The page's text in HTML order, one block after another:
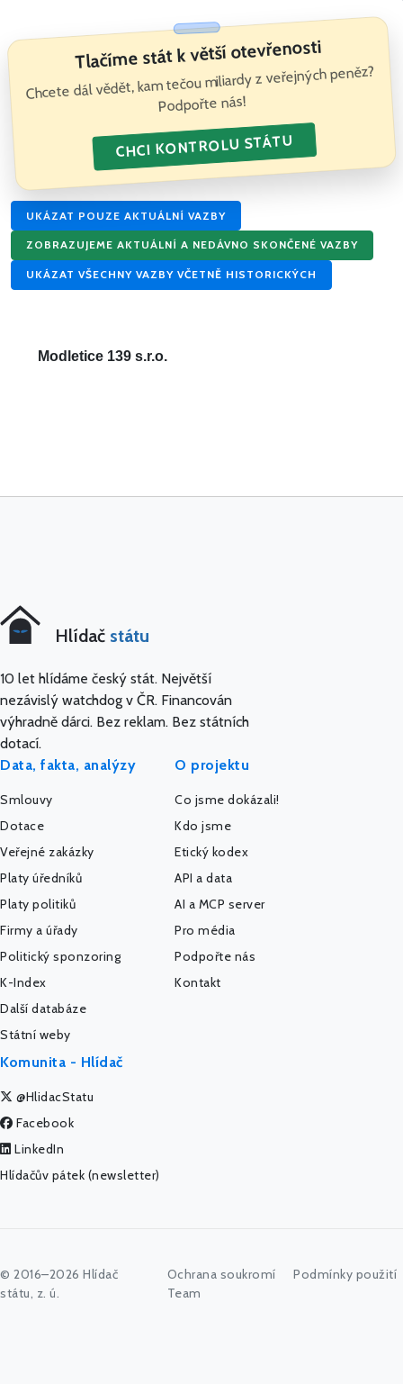
Tlačíme stát k větší otevřenosti
Chcete dál vědět, kam tečou miliardy z veřejných peněz?
Podpořte nás!
CHCI KONTROLU STÁTU
UKÁZAT POUZE AKTUÁLNÍ VAZBY
ZOBRAZUJEME AKTUÁLNÍ A NEDÁVNO SKONČENÉ VAZBY
UKÁZAT VŠECHNY VAZBY VČETNĚ HISTORICKÝCH
Modletice 139 s.r.o.
Hlídač státu
10 let hlídáme český stát. Největší
nezávislý watchdog v ČR. Financován
výhradně dárci. Bez reklam. Bez státních
dotací.
Data, fakta, analýzy
Smlouvy
Dotace
Veřejné zakázky
Platy úředníků
Platy politiků
Firmy a úřady
Politický sponzoring
K-Index
Další databáze
Státní weby
O projektu
Co jsme dokázali!
Kdo jsme
Etický kodex
API a data
AI a MCP server
Pro média
Podpořte nás
Kontakt
Komunita - Hlídač
@HlidacStatu
Facebook
LinkedIn
Hlídačův pátek (newsletter)
© 2016–2026 Hlídač
státu, z. ú.
Ochrana soukromí
Podmínky použití
Team